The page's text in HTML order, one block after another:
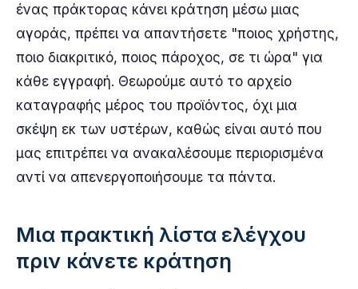
ένας πράκτορας κάνει κράτηση μέσω μιας
αγοράς, πρέπει να απαντήσετε "ποιος χρήστης,
ποιο διακριτικό, ποιος πάροχος, σε τι ώρα" για
κάθε εγγραφή. Θεωρούμε αυτό το αρχείο
καταγραφής μέρος του προϊόντος, όχι μια
σκέψη εκ των υστέρων, καθώς είναι αυτό που
μας επιτρέπει να ανακαλέσουμε περιορισμένα
αντί να απενεργοποιήσουμε τα πάντα.
Μια πρακτική λίστα ελέγχου
πριν κάνετε κράτηση